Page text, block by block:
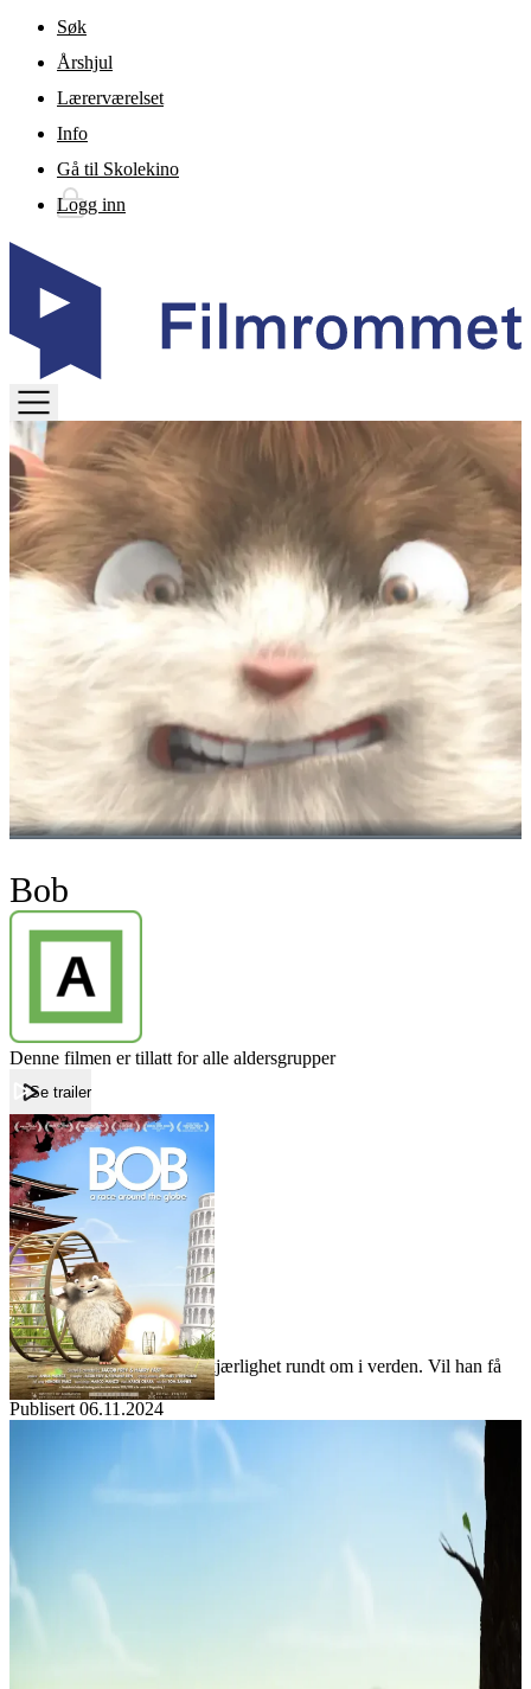
Gå til hovedinnhold
Søk
Årshjul
Lærerværelset
Info
Gå til Skolekino
Logg inn
TOGGLE
MENU
Bob
Denne filmen er tillatt for alle aldersgrupper
Se trailer
ForsideBob
Bob
Film
Forfatter:
Leverandør:
Norgesfilm AS
Lisens:
En hamster jager sin store kjærlighet rundt om i verden. Vil han få
henne til slutt?
Publisert 06.11.2024